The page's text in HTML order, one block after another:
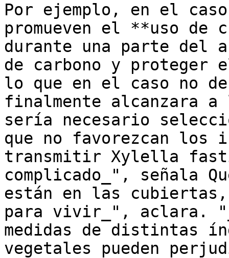
Por ejemplo, en el
promueven el **uso de
durante una parte del
de carbono y
lo que en el caso no
finalmente alcanzara
sería necesario
que no favorezcan los
transmitir Xylella
complicado_", señala
están en las
para vivir_", aclara.
medidas de distintas
vegetales pueden